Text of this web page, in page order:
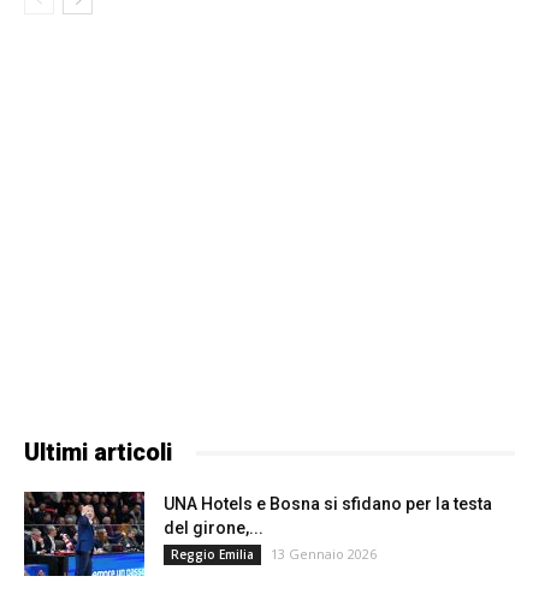
Ultimi articoli
UNA Hotels e Bosna si sfidano per la testa
del girone,...
Reggio Emilia 13 Gennaio 2026